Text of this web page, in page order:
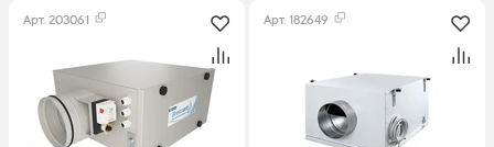
Арт. 203061 Арт. 182649